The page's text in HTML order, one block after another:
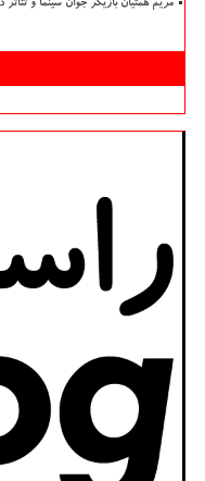
مریم همتیان بازیگر جوان سینما و